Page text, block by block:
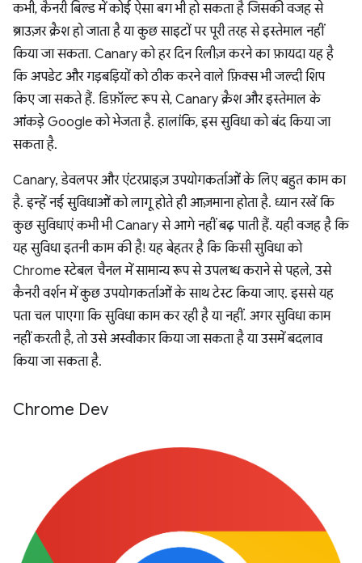
कभी, कैनरी बिल्ड में कोई ऐसा बग भी हो सकता है जिसकी वजह से
ब्राउज़र क्रैश हो जाता है या कुछ साइटों पर पूरी तरह से इस्तेमाल नहीं
किया जा सकता. Canary को हर दिन रिलीज़ करने का फ़ायदा यह है
कि अपडेट और गड़बड़ियों को ठीक करने वाले फ़िक्स भी जल्दी शिप
किए जा सकते हैं. डिफ़ॉल्ट रूप से, Canary क्रैश और इस्तेमाल के
आंकड़े Google को भेजता है. हालांकि, इस सुविधा को बंद किया जा
सकता है.
Canary, डेवलपर और एंटरप्राइज़ उपयोगकर्ताओं के लिए बहुत काम का
है. इन्हें नई सुविधाओं को लागू होते ही आज़माना होता है. ध्यान रखें कि
कुछ सुविधाएं कभी भी Canary से आगे नहीं बढ़ पाती हैं. यही वजह है कि
यह सुविधा इतनी काम की है! यह बेहतर है कि किसी सुविधा को
Chrome स्टेबल चैनल में सामान्य रूप से उपलब्ध कराने से पहले, उसे
कैनरी वर्शन में कुछ उपयोगकर्ताओं के साथ टेस्ट किया जाए. इससे यह
पता चल पाएगा कि सुविधा काम कर रही है या नहीं. अगर सुविधा काम
नहीं करती है, तो उसे अस्वीकार किया जा सकता है या उसमें बदलाव
किया जा सकता है.
Chrome Dev